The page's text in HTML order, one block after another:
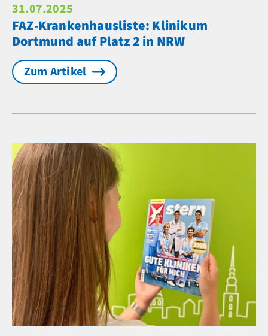
31.07.2025
FAZ-Krankenhausliste: Klinikum
Dortmund auf Platz 2 in NRW
Zum Artikel